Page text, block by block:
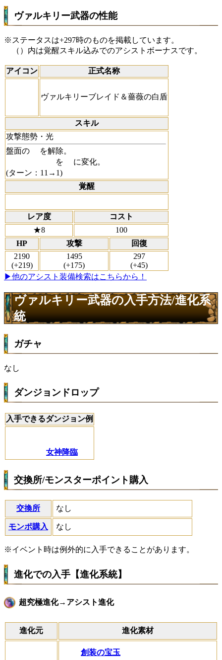
ヴァルキリー武器の性能
※ステータスは+297時のものを掲載しています。
（）内は覚醒スキル込みでのアシストボーナスです。
アイコン 正式名称
ヴァルキリーブレイド＆薔薇の白盾
スキル
攻撃態勢・光
盤面の
を解除。
を
に変化。
(ターン：11→1)
覚醒
レア度
コスト
★8
100
HP
攻撃
回復
2190
(+219)
1495
(+175)
297
(+45)
▶他のアシスト装備検索はこちらから！
ヴァルキリー武器の入手方法/進化系
統
ガチャ
なし
ダンジョンドロップ
入手できるダンジョン例
女神降臨
交換所/モンスターポイント購入
交換所 なし
モンポ購入 なし
※イベント時は例外的に入手できることがあります。
進化での入手【進化系統】
超究極進化→アシスト進化
進化元 進化素材
創装の宝玉